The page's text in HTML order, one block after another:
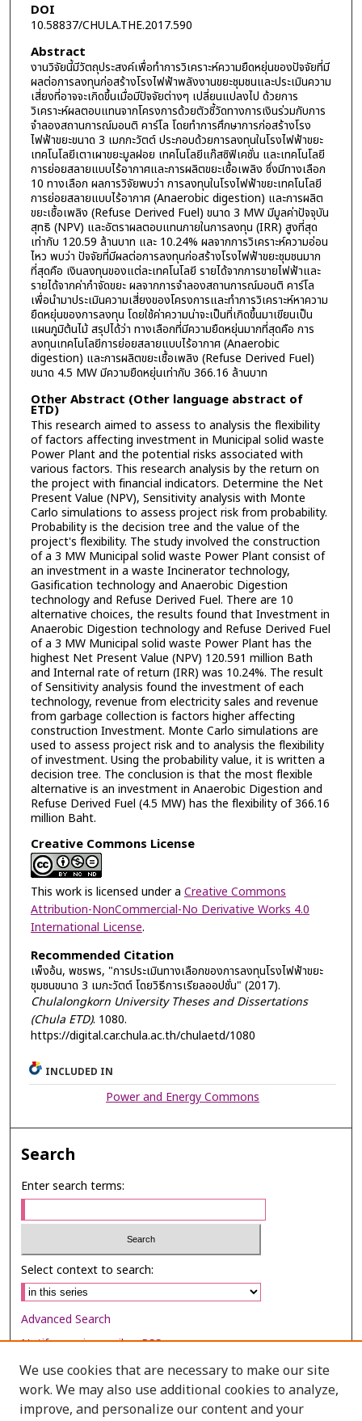
DOI
10.58837/CHULA.THE.2017.590
Abstract
งานวิจัยนี้มีวัตถุประสงค์เพื่อทำการวิเคราะห์ความยืดหยุ่นของปัจจัยที่มี
ผลต่อการลงทุนก่อสร้างโรงไฟฟ้าพลังงานขยะชุมชนและประเมินความ
เสี่ยงที่อาจจะเกิดขึ้นเมื่อมีปัจจัยต่างๆ เปลี่ยนแปลงไป ด้วยการ
วิเคราะห์ผลตอบแทนจากโครงการด้วยตัวชี้วัดทางการเงินร่วมกับการ
จำลองสถานการณ์มอนติ คาร์โล โดยทำการศึกษาการก่อสร้างโรง
ไฟฟ้าขยะขนาด 3 เมกกะวัตต์ ประกอบด้วยการลงทุนในโรงไฟฟ้าขยะ
เทคโนโลยีเตาเผาขยะมูลฝอย เทคโนโลยีแก๊สซิฟิเคชั่น และเทคโนโลยี
การย่อยสลายแบบไร้อากาศและการผลิตขยะเชื้อเพลิง ซึ่งมีทางเลือก
10 ทางเลือก ผลการวิจัยพบว่า การลงทุนในโรงไฟฟ้าขยะเทคโนโลยี
การย่อยสลายแบบไร้อากาศ (Anaerobic digestion) และการผลิต
ขยะเชื้อเพลิง (Refuse Derived Fuel) ขนาด 3 MW มีมูลค่าปัจจุบัน
สุทธิ (NPV) และอัตราผลตอบแทนภายในการลงทุน (IRR) สูงที่สุด
เท่ากับ 120.59 ล้านบาท และ 10.24% ผลจากการวิเคราะห์ความอ่อน
ไหว พบว่า ปัจจัยที่มีผลต่อการลงทุนก่อสร้างโรงไฟฟ้าขยะชุมชนมาก
ที่สุดคือ เงินลงทุนของแต่ละเทคโนโลยี รายได้จากการขายไฟฟ้าและ
รายได้จากค่ากำจัดขยะ ผลจากการจำลองสถานการณ์มอนติ คาร์โล
เพื่อนำมาประเมินความเสี่ยงของโครงการและทำการวิเคราะห์หาความ
ยืดหยุ่นของการลงทุน โดยใช้ค่าความน่าจะเป็นที่เกิดขึ้นมาเขียนเป็น
แผนภูมิต้นไม้ สรุปได้ว่า ทางเลือกที่มีความยืดหยุ่นมากที่สุดคือ การ
ลงทุนเทคโนโลยีการย่อยสลายแบบไร้อากาศ (Anaerobic
digestion) และการผลิตขยะเชื้อเพลิง (Refuse Derived Fuel)
ขนาด 4.5 MW มีความยืดหยุ่นเท่ากับ 366.16 ล้านบาท
Other Abstract (Other language abstract of
ETD)
This research aimed to assess to analysis the flexibility
of factors affecting investment in Municipal solid waste
Power Plant and the potential risks associated with
various factors. This research analysis by the return on
the project with financial indicators. Determine the Net
Present Value (NPV), Sensitivity analysis with Monte
Carlo simulations to assess project risk from probability.
Probability is the decision tree and the value of the
project's flexibility. The study involved the construction
of a 3 MW Municipal solid waste Power Plant consist of
an investment in a waste Incinerator technology,
Gasification technology and Anaerobic Digestion
technology and Refuse Derived Fuel. There are 10
alternative choices, the results found that Investment in
Anaerobic Digestion technology and Refuse Derived Fuel
of a 3 MW Municipal solid waste Power Plant has the
highest Net Present Value (NPV) 120.591 million Bath
and Internal rate of return (IRR) was 10.24%. The result
of Sensitivity analysis found the investment of each
technology, revenue from electricity sales and revenue
from garbage collection is factors higher affecting
construction Investment. Monte Carlo simulations are
used to assess project risk and to analysis the flexibility
of investment. Using the probability value, it is written a
decision tree. The conclusion is that the most flexible
alternative is an investment in Anaerobic Digestion and
Refuse Derived Fuel (4.5 MW) has the flexibility of 366.16
million Baht.
Creative Commons License
This work is licensed under a Creative Commons
Attribution-NonCommercial-No Derivative Works 4.0
International License.
Recommended Citation
เพ็งอ้น, พชรพร, "การประเมินทางเลือกของการลงทุนโรงไฟฟ้าขยะ
ชุมชนขนาด 3 เมกะวัตต์ โดยวิธีการเรียลออปชั่น" (2017).
Chulalongkorn University Theses and Dissertations
(Chula ETD). 1080.
https://digital.car.chula.ac.th/chulaetd/1080
INCLUDED IN
Power and Energy Commons
Search
Enter search terms:
Select context to search:
Advanced Search
Notify me via email orRSS
Browse
Collections
We use cookies that are necessary to make our site
work. We may also use additional cookies to analyze,
improve, and personalize our content and your